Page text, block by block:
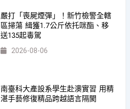
嚴打「喪屍煙彈」！新竹檢警全轄
區掃蕩 緝獲1.7公斤依托咪酯、移
送135起毒駕
2026-08-06
南臺科大產設系學生赴澳實習 用精
湛手藝修復精品跨越語言隔閡